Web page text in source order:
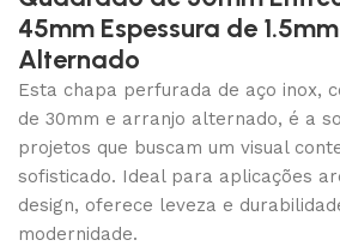
45mm Espessura de
Alternado
Esta chapa perfurada de aço inox,
de 30mm e arranjo alternado, é a
projetos que buscam um visual
sofisticado. Ideal para aplicações
design, oferece leveza e
modernidade.